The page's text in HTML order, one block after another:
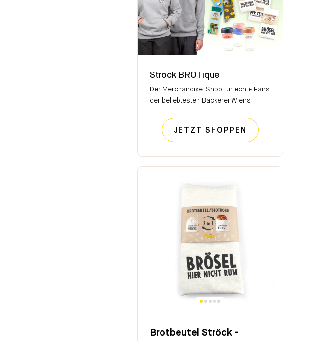
Ströck BROTique
Der Merchandise-Shop für echte Fans
der beliebtesten Bäckerei Wiens.
JETZT SHOPPEN STRÖCK
Brotbeutel Ströck -